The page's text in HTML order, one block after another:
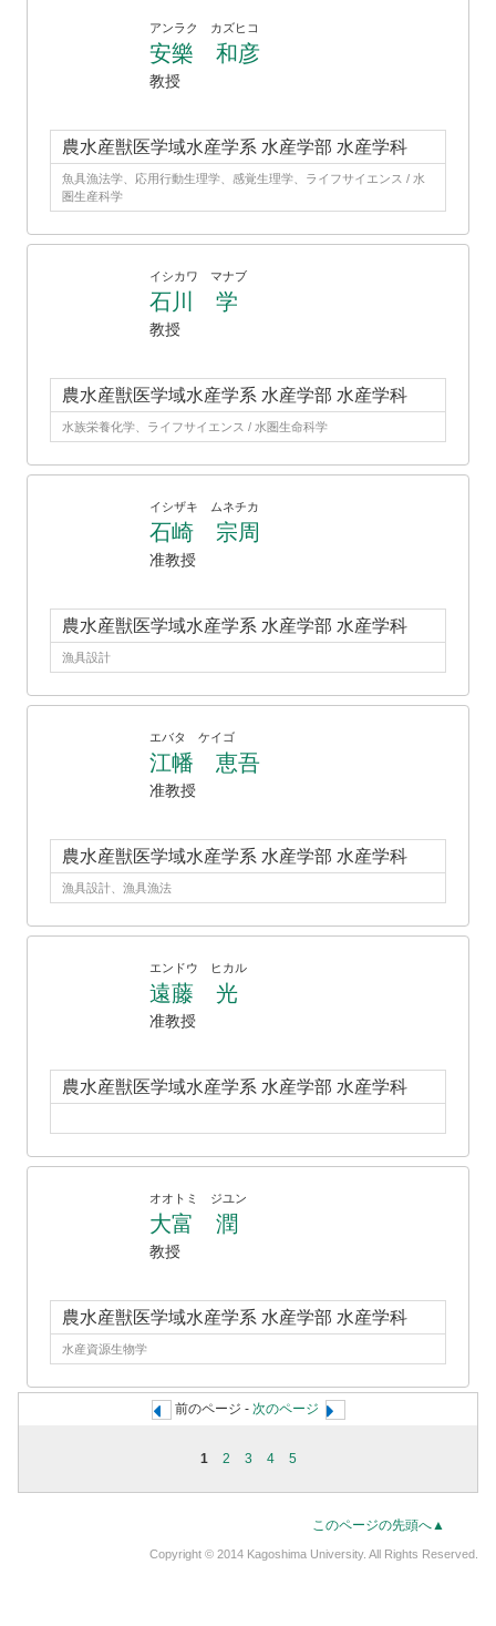
アンラク カズヒコ
安樂 和彦
教授
農水産獣医学域水産学系 水産学部 水産学科
魚具漁法学、応用行動生理学、感覚生理学、ライフサイエンス / 水
圏生産科学
イシカワ マナブ
石川 学
教授
農水産獣医学域水産学系 水産学部 水産学科
水族栄養化学、ライフサイエンス / 水圏生命科学
イシザキ ムネチカ
石崎 宗周
准教授
農水産獣医学域水産学系 水産学部 水産学科
漁具設計
エバタ ケイゴ
江幡 恵吾
准教授
農水産獣医学域水産学系 水産学部 水産学科
漁具設計、漁具漁法
エンドウ ヒカル
遠藤 光
准教授
農水産獣医学域水産学系 水産学部 水産学科
オオトミ ジユン
大富 潤
教授
農水産獣医学域水産学系 水産学部 水産学科
水産資源生物学
前のページ - 次のページ
1 2 3 4 5
このページの先頭へ▲
Copyright © 2014 Kagoshima University. All Rights Reserved.